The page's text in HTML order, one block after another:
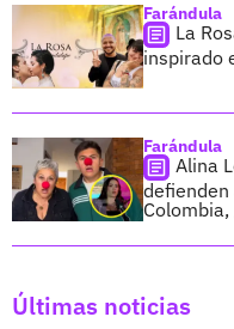
Farándula
La
inspirado
Farándula
Alina
defienden
Últimas noticias